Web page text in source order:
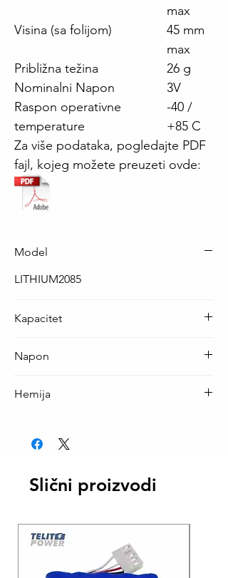
max
Visina (sa folijom)
45 mm
max
Približna težina
26 g
Nominalni Napon
3V
Raspon operativne
temperature
-40 /
+85 C
Za više podataka, pogledajte PDF
fajl, kojeg možete preuzeti ovde:
Model
LITHIUM2085
Kapacitet
Napon
Hemija
Slični proizvodi